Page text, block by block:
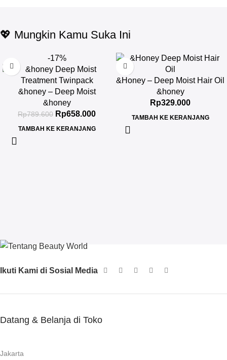
💖 Mungkin Kamu Suka Ini
-17%
&honey – Deep Moist
Treatment 445 g Twinpack
&honey
Rp789.600 Rp658.000
TAMBAH KE KERANJANG
&Honey – Deep Moist Hair Oil
3.0 100ml
&honey
Rp329.000
TAMBAH KE KERANJANG
Ikuti Kami di Sosial Media
Datang & Belanja di Toko
Jakarta